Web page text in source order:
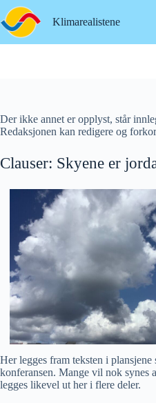
Hopp
til
innholdet
Klimarealistene
Der ikke annet er opplyst, står
Redaksjonen kan redigere og
Clauser: Skyene er
Her legges fram teksten i plansjene
konferansen. Mange vil nok synes
legges likevel ut her i flere deler.